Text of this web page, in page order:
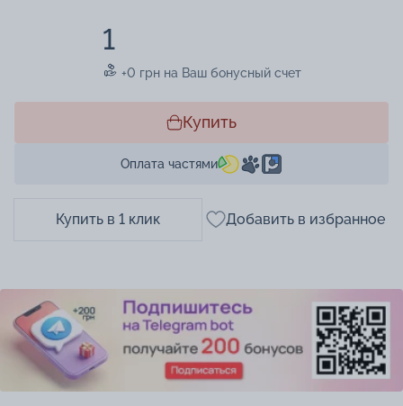
1
+0 грн на Ваш бонусный счет
Купить
Оплата частями
Купить в 1 клик Добавить в избранное